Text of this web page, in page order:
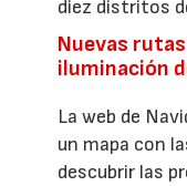
diez distritos
Nuevas
iluminación
La web de
un mapa con
descubrir las